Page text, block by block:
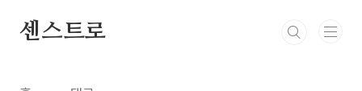
센스트로